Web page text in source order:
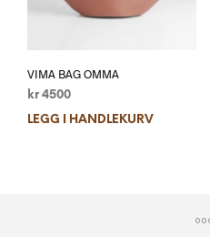
VIMA BAG OMMA
kr 4500
LEGG I HANDLEKURV